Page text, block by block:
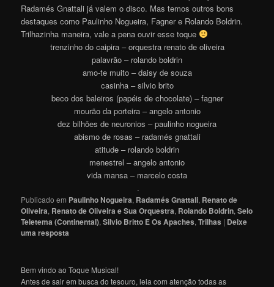
Radamés Gnattali já valem o disco. Mas temos outros bons
destaques como Paulinho Nogueira, Fagner e Rolando Boldrin.
Trilhazinha maneira, vale a pena ouvir esse toque
trenzinho do caipira – orquestra renato de oliveira
palavrão – rolando boldrin
amo-te muito – daisy de souza
casinha – silvio brito
beco dos baleiros (papéis de chocolate) – fagner
mourão da porteira – angelo antonio
dez bilhões de neuronios – paulinho nogueira
abismo de rosas – radamés gnattali
atitude – rolando boldrin
menestrel – angelo antonio
vida mansa – marcelo costa
.
Publicado em Paulinho Nogueira, Radamés Gnattali, Renato de
Oliveira, Renato de Oliveira e Sua Orquestra, Rolando Boldrin,Selo
Teletema (Continental),Silvio Britto E Os Apaches,Trilhas | Deixe
uma resposta
Bem vindo ao Toque Musical!
Antes de sair em busca do tesouro, leia com atenção todas as